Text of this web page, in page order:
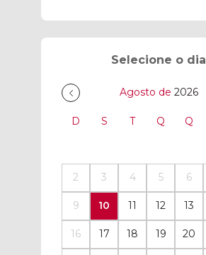
Selecione o dia
Agosto de 2026
D S T Q Q
2 3 4 5 6
9 10 11 12 13
16 17 18 19 20